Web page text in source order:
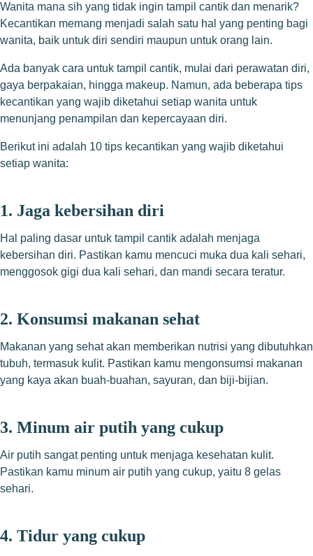
Wanita mana sih yang tidak ingin tampil cantik dan menarik?
Kecantikan memang menjadi salah satu hal yang penting bagi
wanita, baik untuk diri sendiri maupun untuk orang lain.
Ada banyak cara untuk tampil cantik, mulai dari perawatan diri,
gaya berpakaian, hingga makeup. Namun, ada beberapa tips
kecantikan yang wajib diketahui setiap wanita untuk
menunjang penampilan dan kepercayaan diri.
Berikut ini adalah 10 tips kecantikan yang wajib diketahui
setiap wanita:
1. Jaga kebersihan diri
Hal paling dasar untuk tampil cantik adalah menjaga
kebersihan diri. Pastikan kamu mencuci muka dua kali sehari,
menggosok gigi dua kali sehari, dan mandi secara teratur.
2. Konsumsi makanan sehat
Makanan yang sehat akan memberikan nutrisi yang dibutuhkan
tubuh, termasuk kulit. Pastikan kamu mengonsumsi makanan
yang kaya akan buah-buahan, sayuran, dan biji-bijian.
3. Minum air putih yang cukup
Air putih sangat penting untuk menjaga kesehatan kulit.
Pastikan kamu minum air putih yang cukup, yaitu 8 gelas
sehari.
4. Tidur yang cukup